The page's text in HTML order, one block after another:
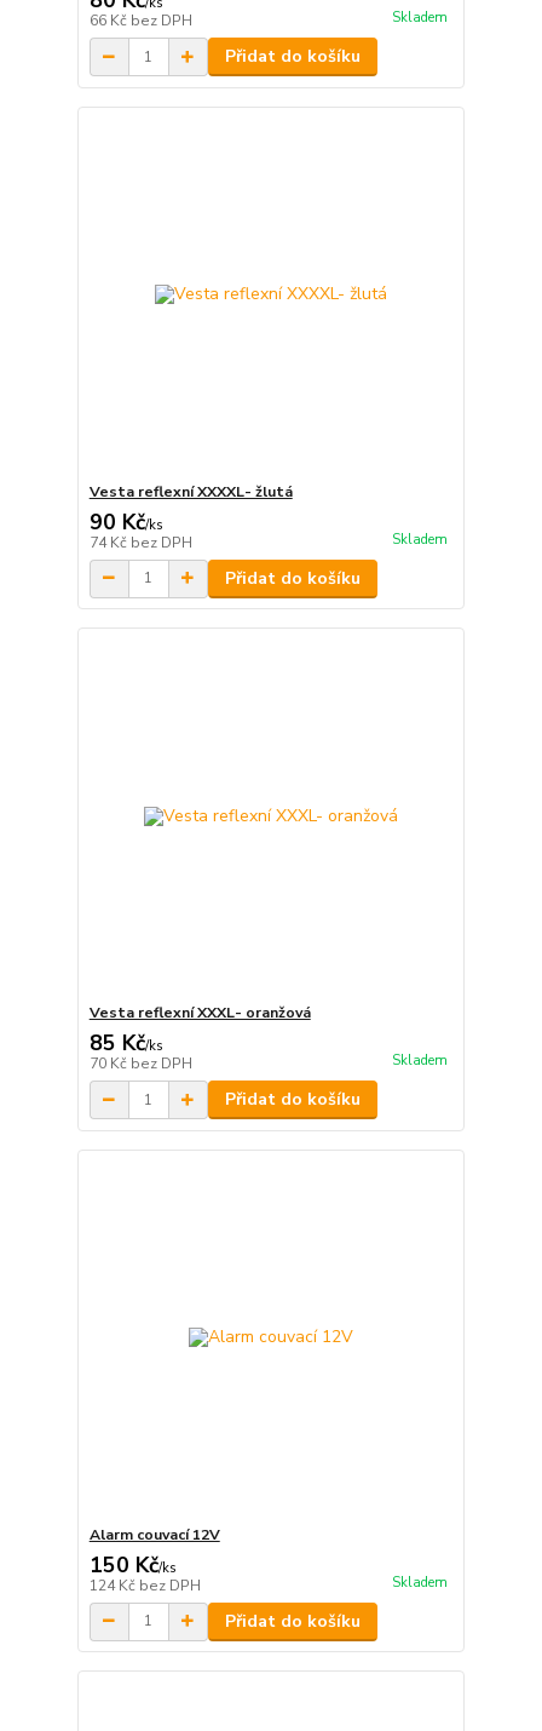
66 Kč bez DPH Skladem
Přidat do košíku
Vesta reflexní XXXXL- žlutá
90 Kč/ks
74 Kč bez DPH Skladem
Přidat do košíku
Vesta reflexní XXXL- oranžová
85 Kč/ks
70 Kč bez DPH Skladem
Přidat do košíku
Alarm couvací 12V
150 Kč/ks
124 Kč bez DPH Skladem
Přidat do košíku